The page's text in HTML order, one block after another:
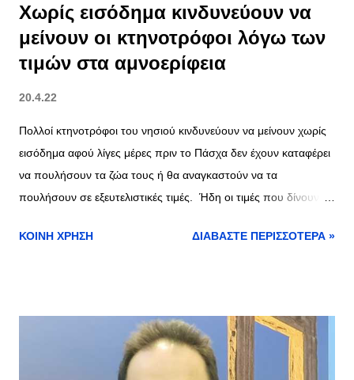
Χωρίς εισόδημα κινδυνεύουν να
μείνουν οι κτηνοτρόφοι λόγω των
τιμών στα αμνοερίφεια
20.4.22
Πολλοί κτηνοτρόφοι του νησιού κινδυνεύουν να μείνουν χωρίς
εισόδημα αφού λίγες μέρες πριν το Πάσχα δεν έχουν καταφέρει
να πουλήσουν τα ζώα τους ή θα αναγκαστούν να τα
πουλήσουν σε εξευτελιστικές τιμές. Ήδη οι τιμές που δίνουν οι
αναγκαστούν να πουλήσουν οι κτηνοτρόφοι κάτω από το
αυξήσεις στο ρεύμα και τα καύσιμα, στα ακτοπλοϊκά εισιτήρια.
Η κυβέρνηση ανακοίνωσε μέτρα κοροϊδία, που δεν καλύπτουν
στο ελάχιστο τις ανάγκες των αγροτοκτηνοτρόφων, ενώ την ίδια
ΚΟΙΝΉ ΧΡΉΣΗ ΔΙΑΒΆΣΤΕ ΠΕΡΙΣΣΌΤΕΡΑ »